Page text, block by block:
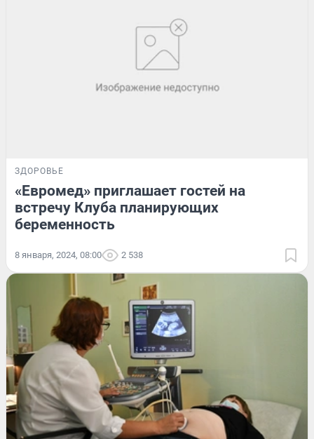
ЗДОРОВЬЕ
«Евромед» приглашает гостей на
встречу Клуба планирующих
беременность
8 января, 2024, 08:00 2 538